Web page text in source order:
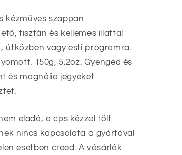
kézműves szappan
tisztán és kellemes illattal
útközben vagy esti programra.
150g, 5.2oz. Gyengéd és
és magnólia jegyeket
eladó, a cps kézzel tölt
nincs kapcsolata a gyártóval
esetben creed. A vásárlók